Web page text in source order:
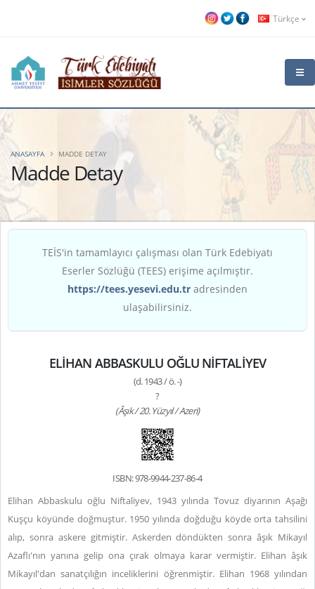
Türkçe
Madde Detay
ANASAYFA MADDE DETAY
TEİS'in tamamlayıcı çalışması olan Türk Edebiyatı
Eserler Sözlüğü (TEES) erişime açılmıştır.
https://tees.yesevi.edu.tr adresinden
ulaşabilirsiniz.
ELİHAN ABBASKULU OĞLU NİFTALİYEV
(d. 1943 / ö. -)
?
(Âşık / 20. Yüzyıl / Azeri)
ISBN: 978-9944-237-86-4
Elihan Abbaskulu oğlu Niftaliyev, 1943 yılında Tovuz diyarının Aşağı
Kuşçu köyünde doğmuştur. 1950 yılında doğduğu köyde orta tahsilini
alıp, sonra askere gitmiştir. Askerden döndükten sonra âşık Mikayıl
Azaflı'nın yanına gelip ona çırak olmaya karar vermiştir. Elihan âşık
Mikayıl'dan sanatçılığın inceliklerini öğrenmiştir. Elihan 1968 yılından